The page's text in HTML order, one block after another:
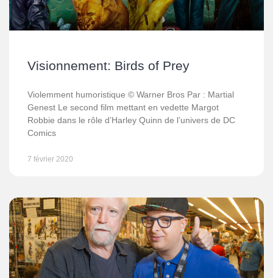
Visionnement: Birds of Prey
Violemment humoristique © Warner Bros Par : Martial
Genest Le second film mettant en vedette Margot
Robbie dans le rôle d’Harley Quinn de l’univers de DC
Comics
7 février 2020